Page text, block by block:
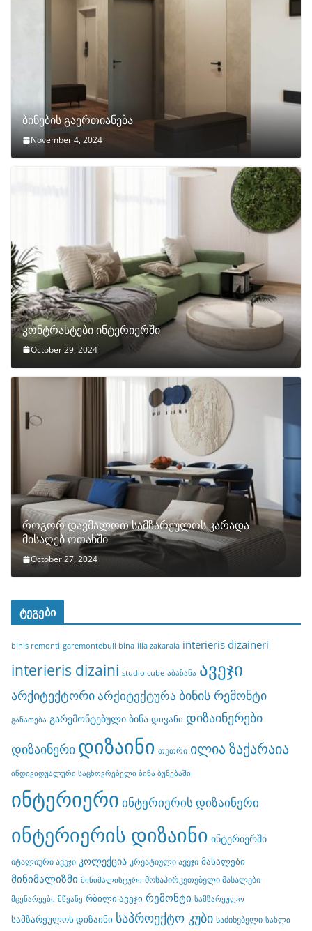
ბინების გაერთიანება
November 4, 2024
კონტრასტები ინტერიერში
October 29, 2024
როგორ დავმალოთ სამზარეულოს კარადა
მისაღებ ოთახში
October 27, 2024
ტეგები
binis remonti garemontebuli bina ilia zakaraia interieris dizaineri
interieris dizaini studio cube აბაზანა ავეჯი
არქიტექტორიარქიტექტურა ბინის რემონტი
განათება გარემონტებული ბინა დივანი დიზაინერები
დიზაინერი დიზაინი თეთრი ილია ზაქარაია
ინდივიდუალური საცხოვრებელი ბინა ბუნებაში
ინტერიერი ინტერიერის დიზაინერი
ინტერიერის დიზაინი ინტერიერში
იტალიური ავეჯი კოლექცია კრეატიული ავეჯი მასალები
მინიმალიზმი მინიმალისტური მოსაპირკეთებელი მასალები
მცენარეები მწვანე რბილი ავეჯი რემონტი სამზარეულო
სამზარეულოს დიზაინი საპროექტო კუბი საძინებელი სახლი